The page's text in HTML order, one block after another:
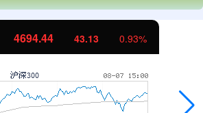
4694.44 43.13 0.93%